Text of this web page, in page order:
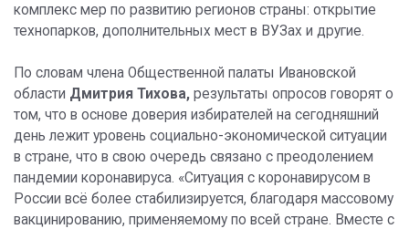
комплекс мер по развитию регионов страны: открытие
технопарков, дополнительных мест в ВУЗах и другие.
По словам члена Общественной палаты Ивановской
области Дмитрия Тихова, результаты опросов говорят о
том, что в основе доверия избирателей на сегодняшний
день лежит уровень социально-экономической ситуации
в стране, что в свою очередь связано с преодолением
пандемии коронавируса. «Ситуация с коронавирусом в
России всё более стабилизируется, благодаря массовому
вакцинированию, применяемому по всей стране. Вместе с